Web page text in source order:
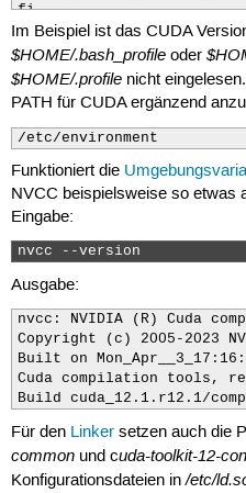
fi
if [ -d "$CPATH" ] ; then
export $CUDADIR/
fi
Im Beispiel ist das CUDA
$HOME/.bash_profileoder
$HOME/.profilenicht
PATH für CUDA ergänzend
/etc/environment
Funktioniert die
NVCC beispielsweise so etwas
Eingabe:
nvcc --version
Ausgabe:
nvcc: NVIDIA (R) Cuda
Copyright (c) 2005-2023
Built on
Cuda compilation tools,
Build cuda_12.1.r12.1/
Für den Linkersetzen auch die
commonund cuda-toolkit-12-
Konfigurationsdateien in/etc/